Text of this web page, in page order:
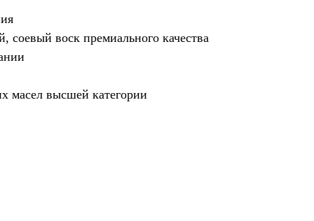
соевый воск премиального качества
масел высшей категории